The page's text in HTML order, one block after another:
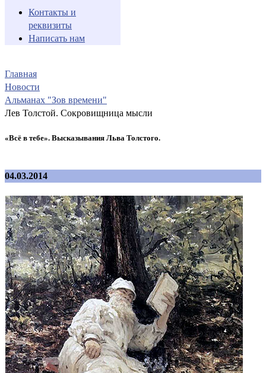
Контакты и
реквизиты
Написать нам
Главная
Новости
Альманах "Зов времени"
Лев Толстой. Сокровищница мысли
«Всё в тебе». Высказывания Льва Толстого.
04.03.2014